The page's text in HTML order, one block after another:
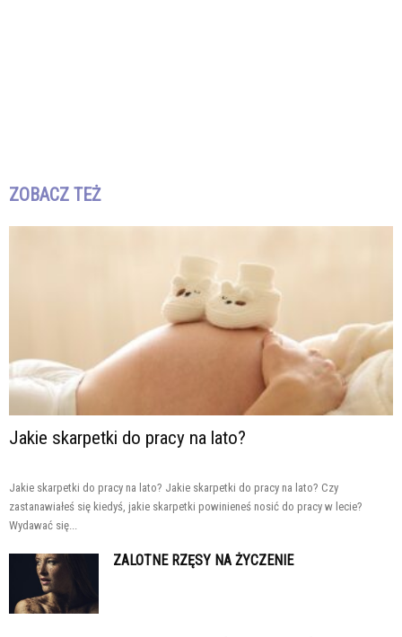
ZOBACZ TEŻ
Jakie skarpetki do pracy na lato?
Jakie skarpetki do pracy na lato? Jakie skarpetki do pracy na lato? Czy
zastanawiałeś się kiedyś, jakie skarpetki powinieneś nosić do pracy w lecie?
Wydawać się...
ZALOTNE RZĘSY NA ŻYCZENIE